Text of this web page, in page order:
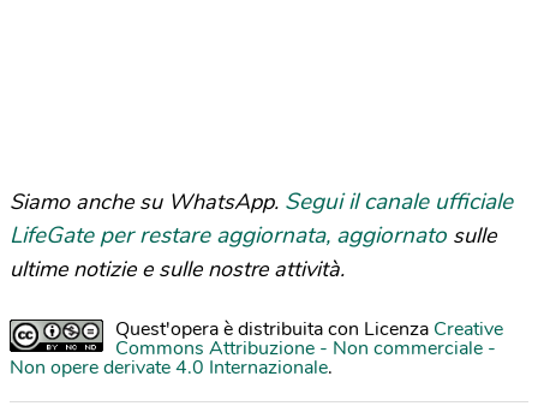
Siamo anche su WhatsApp. Segui il canale ufficiale
LifeGate per restare aggiornata, aggiornato sulle
ultime notizie e sulle nostre attività.
Quest'opera è distribuita con Licenza Creative
Commons Attribuzione - Non commerciale -
Non opere derivate 4.0 Internazionale.